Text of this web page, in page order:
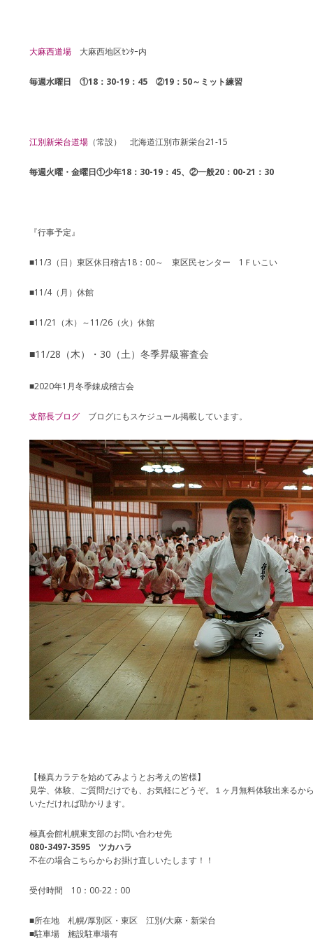
大麻西道場大麻西地区ｾﾝﾀｰ内
毎週水曜日 ①18：30-19：45 ②19：50～ミット練習
江別新栄台道場（常設） 北海道江別市新栄台21-15
毎週火曜・金曜日①少年18：30-19：45、②一般20：00-21：30
『行事予定』
■11/3（日）東区休日稽古18：00～ 東区民センター 1Ｆいこい
■11/4（月）休館
■11/21（木）～11/26（火）休館
■11/28（木）・30（土）冬季昇級審査会
■2020年1月冬季錬成稽古会
支部長ブログブログにもスケジュール掲載しています。
【極真カラテを始めてみようとお考えの皆様】
見学、体験、ご質問だけでも、お気軽にどうぞ。１ヶ月無料体験出来るか
いただければ助かります。
極真会館札幌東支部のお問い合わせ先
080-3497-3595 ツカハラ
不在の場合こちらからお掛け直しいたします！！
受付時間 10：00-22：00
■所在地 札幌/厚別区・東区 江別/大麻・新栄台
■駐車場 施設駐車場有